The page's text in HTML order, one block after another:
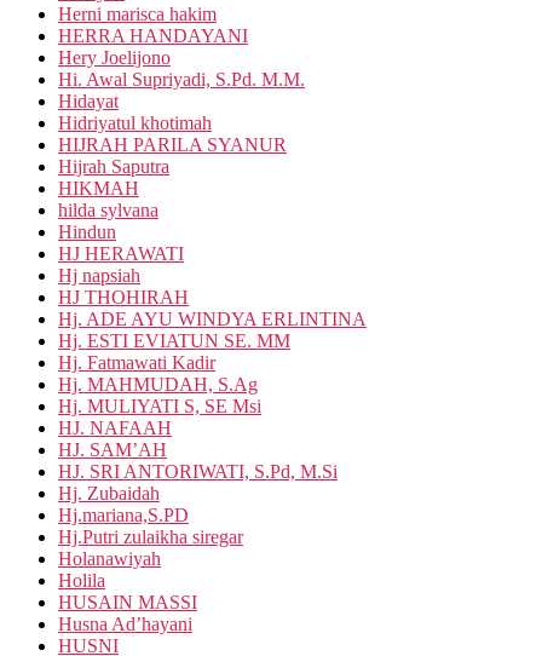
Herni marisca hakim
HERRA HANDAYANI
Hery Joelijono
Hi. Awal Supriyadi, S.Pd. M.M.
Hidayat
Hidriyatul khotimah
HIJRAH PARILA SYANUR
Hijrah Saputra
HIKMAH
hilda sylvana
Hindun
HJ HERAWATI
Hj napsiah
HJ THOHIRAH
Hj. ADE AYU WINDYA ERLINTINA
Hj. ESTI EVIATUN SE. MM
Hj. Fatmawati Kadir
Hj. MAHMUDAH, S.Ag
Hj. MULIYATI S, SE Msi
HJ. NAFAAH
HJ. SAM’AH
HJ. SRI ANTORIWATI, S.Pd, M.Si
Hj. Zubaidah
Hj.mariana,S.PD
Hj.Putri zulaikha siregar
Holanawiyah
Holila
HUSAIN MASSI
Husna Ad’hayani
HUSNI